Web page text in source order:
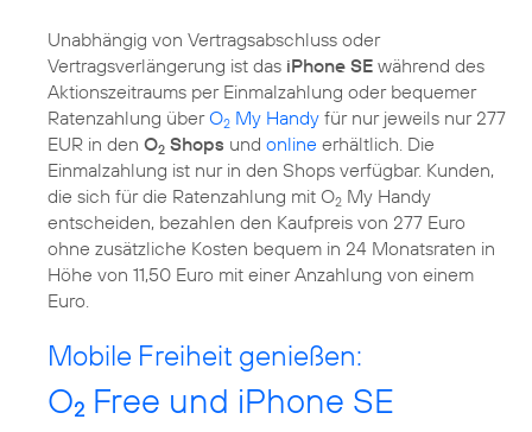
Unabhängig von Vertragsabschluss oder
Vertragsverlängerung ist das iPhone SE während des
Aktionszeitraums per Einmalzahlung oder bequemer
Ratenzahlung überO2 My Handy für nur jeweils nur 277
EUR in den O2 Shops und online erhältlich. Die
Einmalzahlung ist nur in den Shops verfügbar. Kunden,
die sich für die Ratenzahlung mit O2 My Handy
entscheiden, bezahlen den Kaufpreis von 277 Euro
ohne zusätzliche Kosten bequem in 24 Monatsraten in
Höhe von 11,50 Euro mit einer Anzahlung von einem
Euro.
Mobile Freiheit genießen:
O2 Free und iPhone SE